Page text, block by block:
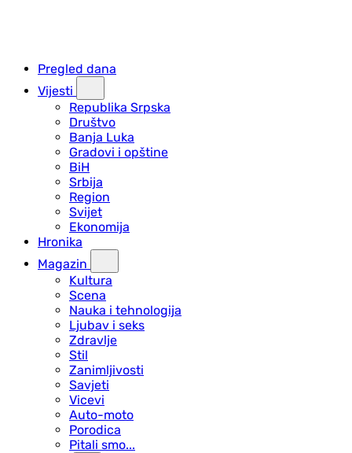
Pregled dana
Vijesti
Republika Srpska
Društvo
Banja Luka
Gradovi i opštine
BiH
Srbija
Region
Svijet
Ekonomija
Hronika
Magazin
Kultura
Scena
Nauka i tehnologija
Ljubav i seks
Zdravlje
Stil
Zanimljivosti
Savjeti
Vicevi
Auto-moto
Porodica
Pitali smo...